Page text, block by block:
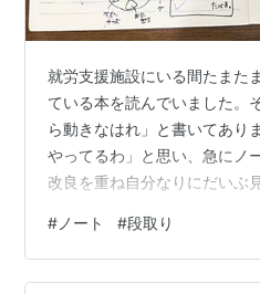
就労支援施設にいる間たまた
ている本を読んでいました。
ら動きなはれ」と書いてあり
やってるわ」と思い、急にノ
改良を重ね自分なりにだいぶ
頭の中を、できるだけ空っぽ
スク溜めるのめちゃめちゃ嫌
ウズ2000レベルなんで5個以
# ノート #段取り